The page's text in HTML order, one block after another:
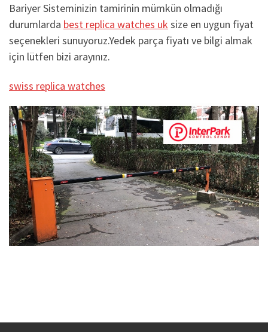
Bariyer Sisteminizin tamirinin mümkün olmadığı
durumlarda best replica watches uk size en uygun fiyat
seçenekleri sunuyoruz.Yedek parça fiyatı ve bilgi almak
için lütfen bizi arayınız.
swiss replica watches